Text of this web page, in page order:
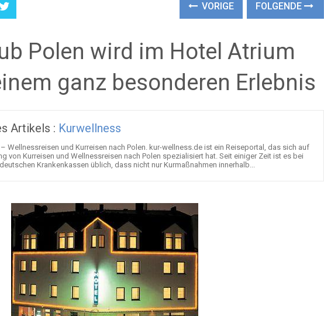
VORIGE FOLGENDE
Polen wird im Hotel Atrium
ganz besonderen Erlebnis
Artikels : Kurwellness
Wellnessreisen und Kurreisen nach Polen. kur-wellness.de ist ein Reiseportal, das sich auf
von Kurreisen und Wellnessreisen nach Polen spezialisiert hat. Seit einiger Zeit ist es bei
Krankenkassen üblich, dass nicht nur Kurmaßnahmen innerhalb...